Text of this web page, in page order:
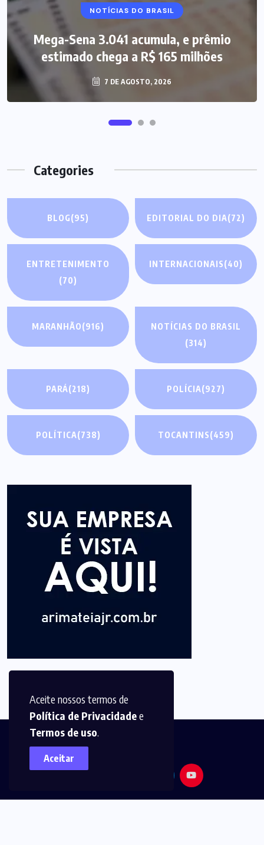
Aceite nossos termos de
Política de Privacidadee
Termos de uso.
Aceitar
NOTÍCIAS DO BRASIL
Mega-Sena 3.041 acumula, e prêmio
estimado chega a R$ 165 milhões
7 DE AGOSTO, 2026
Categories
BLOG(95) EDITORIAL DO DIA(72)
ENTRETENIMENTO
(70)
INTERNACIONAIS(40)
MARANHÃO(916)
NOTÍCIAS DO BRASIL
(314)
PARÁ(218) POLÍCIA(927)
POLÍTICA(738) TOCANTINS(459)